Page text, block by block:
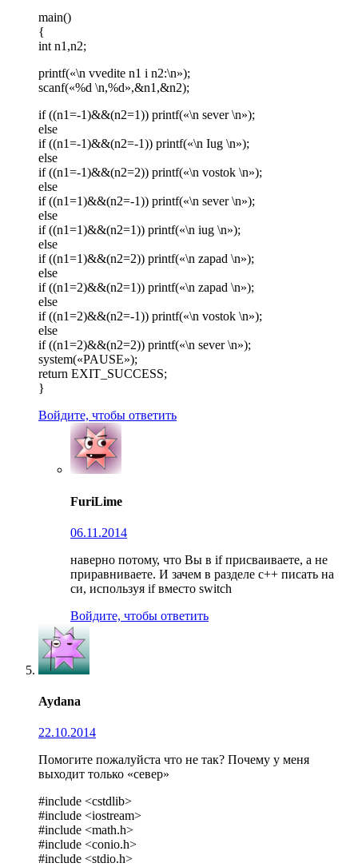
main()
{
int n1,n2;
printf(«\n vvedite n1 i n2:\n»);
scanf(«%d \n,%d»,&n1,&n2);
if ((n1=-1)&&(n2=1)) printf(«\n sever \n»);
else
if ((n1=-1)&&(n2=-1)) printf(«\n Iug \n»);
else
if ((n1=-1)&&(n2=2)) printf(«\n vostok \n»);
else
if ((n1=1)&&(n2=-1)) printf(«\n sever \n»);
else
if ((n1=1)&&(n2=1)) printf(«\n iug \n»);
else
if ((n1=1)&&(n2=2)) printf(«\n zapad \n»);
else
if ((n1=2)&&(n2=1)) printf(«\n zapad \n»);
else
if ((n1=2)&&(n2=-1)) printf(«\n vostok \n»);
else
if ((n1=2)&&(n2=2)) printf(«\n sever \n»);
system(«PAUSE»);
return EXIT_SUCCESS;
}
Войдите, чтобы ответить
FuriLime
06.11.2014
наверно потому, что Вы в if присваиваете, а не
приравниваете. И зачем в разделе с++ писать на
си, используя if вместо switch
Войдите, чтобы ответить
Aydana
22.10.2014
Помогите пожалуйста что не так? Почему у меня
выходит только «север»
#include <cstdlib>
#include <iostream>
#include <math.h>
#include <conio.h>
#include <stdio.h>